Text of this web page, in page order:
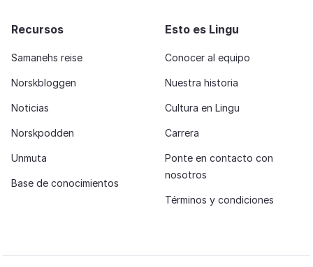
Recursos
Samanehs reise
Norskbloggen
Noticias
Norskpodden
Unmuta
Base de conocimientos
Esto es Lingu
Conocer al equipo
Nuestra historia
Cultura en Lingu
Carrera
Ponte en contacto con
nosotros
Términos y condiciones